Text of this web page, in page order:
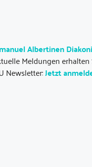
Albertinen
Meldungen erhalten
Newsletter:Jetzt